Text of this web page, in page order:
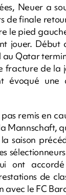
Neuer a
de finale
le pied
jouer. Début
Qatar
fracture de la
évoqué une
remis en
Mannschaft,
saison
ont
de
le FC